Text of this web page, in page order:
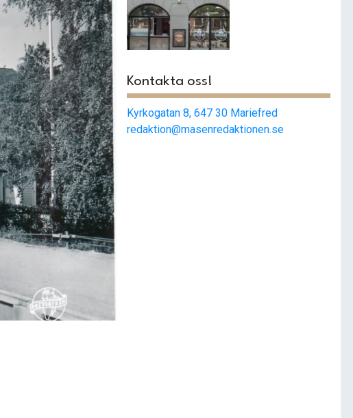
Kontakta oss!
Kyrkogatan 8, 647 30 Mariefred
redaktion@masenredaktionen.se